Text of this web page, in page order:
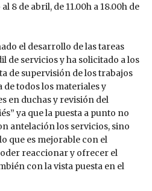
8 de abril, de 11.00h a 18.00h de
el desarrollo de las tareas
de servicios y ha solicitado a los
de supervisión de los trabajos
todos los materiales y
en duchas y revisión del
ya que la puesta a punto no
antelación los servicios, sino
que es mejorable con el
reaccionar y ofrecer el
con la vista puesta en el